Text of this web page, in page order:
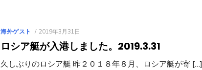
海外ゲスト
POSTED
2019年3月31日
ロシア艇が入港しました。 2019.3.31
久しぶりのロシア艇 昨２０１８年８月、ロシア艇が寄 […]